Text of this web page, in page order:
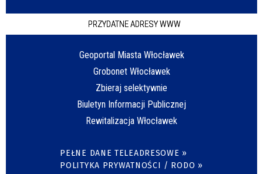
PRZYDATNE ADRESY WWW
Geoportal Miasta Włocławek
Grobonet Włocławek
Zbieraj selektywnie
Biuletyn Informacji Publicznej
Rewitalizacja Włocławek
PEŁNE DANE TELEADRESOWE »
POLITYKA PRYWATNOŚCI / RODO »